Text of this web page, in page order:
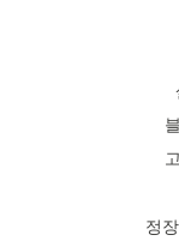
정